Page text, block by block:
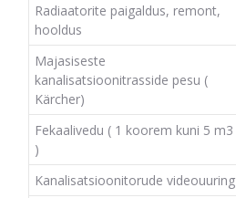
Radiaatorite paigaldus, remont,
hooldus
Majasiseste
kanalisatsioonitrasside pesu (
Kärcher)
Fekaalivedu ( 1 koorem kuni 5 m3
)
Kanalisatsioonitorude videouuring